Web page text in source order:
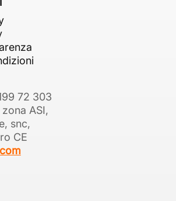
72 303
ASI,
snc,
CE